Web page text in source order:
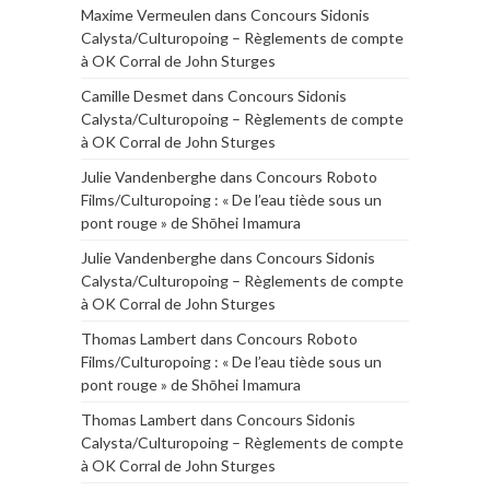
Maxime Vermeulen dans Concours Sidonis
Calysta/Culturopoing – Règlements de compte
à OK Corral de John Sturges
Camille Desmet dans Concours Sidonis
Calysta/Culturopoing – Règlements de compte
à OK Corral de John Sturges
Julie Vandenberghedans Concours Roboto
Films/Culturopoing : « De l’eau tiède sous un
pont rouge » de Shōhei Imamura
Julie Vandenberghedans Concours Sidonis
Calysta/Culturopoing – Règlements de compte
à OK Corral de John Sturges
Thomas Lambert dans Concours Roboto
Films/Culturopoing : « De l’eau tiède sous un
pont rouge » de Shōhei Imamura
Thomas Lambert dans Concours Sidonis
Calysta/Culturopoing – Règlements de compte
à OK Corral de John Sturges